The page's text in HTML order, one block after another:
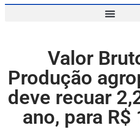
Valor
Produção
deve recuar
ano, para R$